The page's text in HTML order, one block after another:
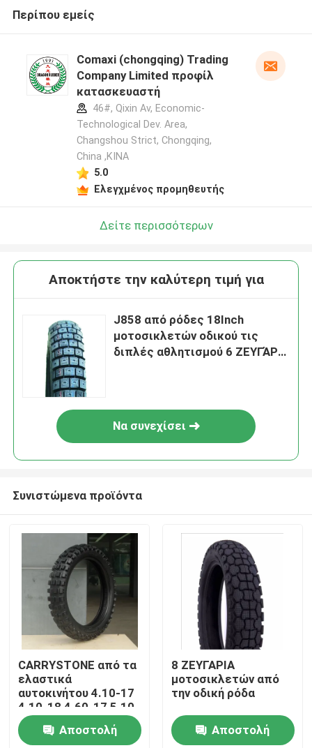
Προϊόντα
Σχετικά με εμάς
Περίπου εμείς
Comaxi (chongqing) Trading
Company Limited προφίλ
κατασκευαστή
46#, Qixin Av, Economic-
Technological Dev. Area,
Changshou Strict, Chongqing,
China ,ΚΙΝΑ
5.0
Ελεγχμένος προμηθευτής
Δείτε περισσότερων
Αποκτήστε την καλύτερη τιμή για
J858 από ρόδες 18Inch
μοτοσικλετών οδικού τις
διπλές αθλητισμού 6 ΖΕΥΓΆΡΙΑ
Να συνεχίσει
Συνιστώμενα προϊόντα
CARRYSTONE από τα
ελαστικά
αυτοκινήτου 4.10-17
4.10-18 4.60-17 5.10-
17 J863
6PRTT/8PRTT
Αποστολή
8 ΖΕΥΓΑΡΙΑ
μοτοσικλετών από
την οδική ρόδα
Αποστολή